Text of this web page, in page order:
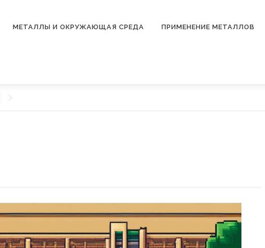
МЕТАЛЛЫ И ОКРУЖАЮЩАЯ СРЕДА ПРИМЕНЕНИЕ МЕТАЛЛОВ